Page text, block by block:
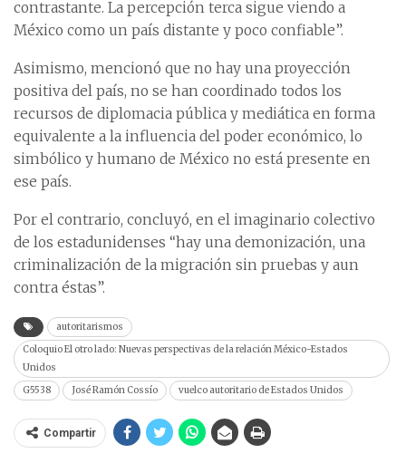
contrastante. La percepción terca sigue viendo a
México como un país distante y poco confiable”.
Asimismo, mencionó que no hay una proyección
positiva del país, no se han coordinado todos los
recursos de diplomacia pública y mediática en forma
equivalente a la influencia del poder económico, lo
simbólico y humano de México no está presente en
ese país.
Por el contrario, concluyó, en el imaginario colectivo
de los estadunidenses “hay una demonización, una
criminalización de la migración sin pruebas y aun
contra éstas”.
autoritarismos
Coloquio El otro lado: Nuevas perspectivas de la relación México-Estados
Unidos
G5538
José Ramón Cossío vuelco autoritario de Estados Unidos
Compartir